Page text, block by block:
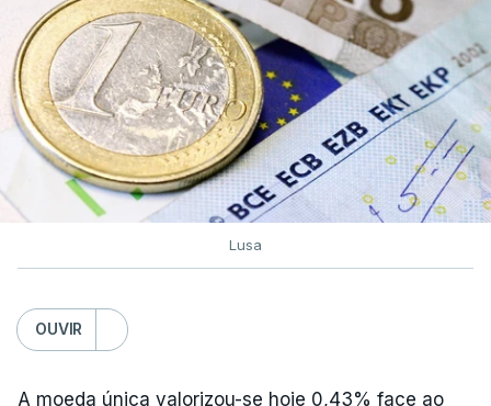
Lusa
OUVIR
A moeda única valorizou-se hoje 0,43% face ao